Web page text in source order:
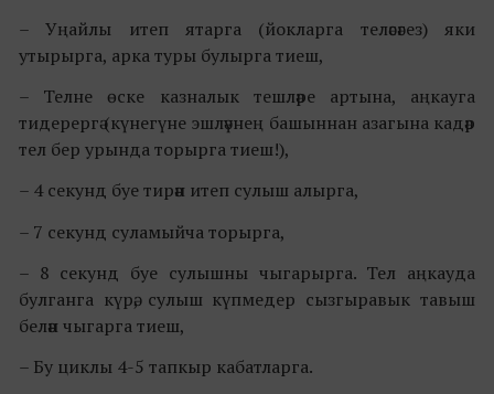
– Уңайлы итеп ятарга (йокларга теләсәгез) яки
утырырга, арка туры булырга тиеш,
– Телне өске казналык тешләре артына, аңкауга
тидерергә (күнегүне эшләүнең башыннан азагына кадәр
тел бер урында торырга тиеш!),
– 4 секунд буе тирән итеп сулыш алырга,
– 7 секунд суламыйча торырга,
– 8 секунд буе сулышны чыгарырга. Тел аңкауда
булганга күрә, сулыш күпмедер сызгыравык тавыш
белән чыгарга тиеш,
– Бу циклы 4-5 тапкыр кабатларга.